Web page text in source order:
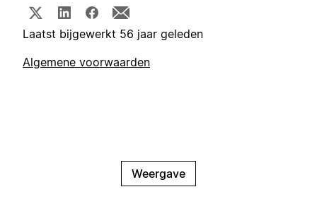
Laatst bijgewerkt 56 jaar geleden
Algemene voorwaarden
Weergave